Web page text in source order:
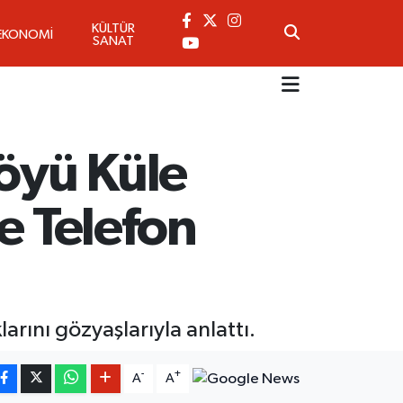
KÜLTÜR
SANAT
Küle
Telefon
gözyaşlarıyla anlattı.
A- A+